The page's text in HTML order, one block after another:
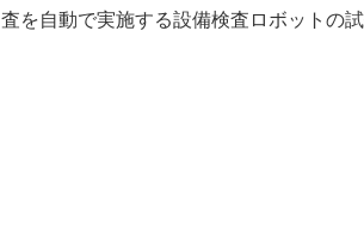
査を自動で実施する設備検査ロボットの試